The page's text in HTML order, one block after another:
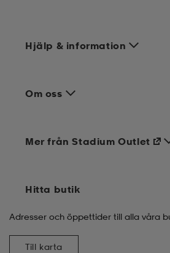
Hjälp & information
Om oss
Mer från Stadium Outlet
Hitta butik
Adresser och öppettider till alla våra
Till karta